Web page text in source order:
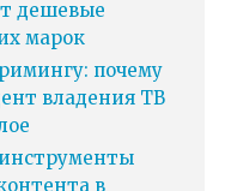
дешевые
марок
почему
владения ТВ
в